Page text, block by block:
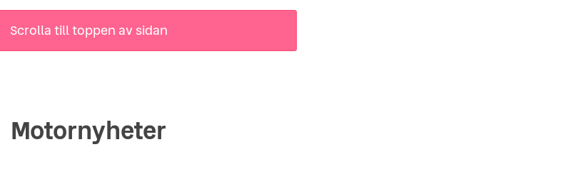
Scrolla till toppen av sidan
Motornyheter